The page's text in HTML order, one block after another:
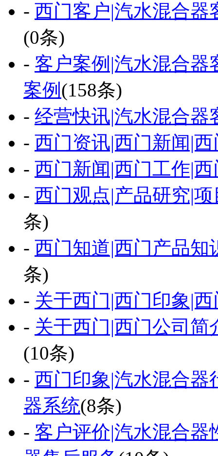
- 西门客户|汽水混合器
(0条)
- 客户案例|汽水混合器
案例 (158条)
- 经营快讯|汽水混合器
- 西门资讯|西门新闻|
- 西门新闻|西门工作|
- 西门观点|产品研究|
条)
- 西门知道|西门产品知
条)
- 关于西门|西门印象|
- 关于西门|西门公司简
(10条)
- 西门印象|汽水混合器
器系统(8条)
- 客户评价|汽水混合器